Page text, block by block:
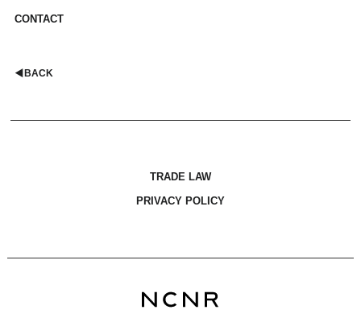
CONTACT
◀︎BACK
TRADE LAW
PRIVACY POLICY